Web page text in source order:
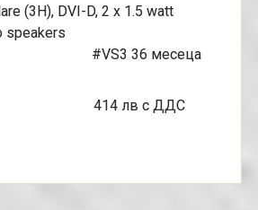
(3H), DVI-D, 2 x 1.5 watt
speakers
#VS3 36 месеца
лв с ДДС